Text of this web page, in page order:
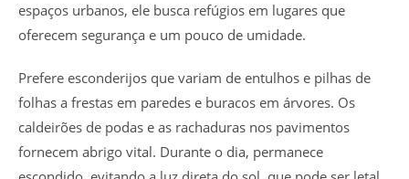
espaços urbanos, ele busca refúgios em lugares que
oferecem segurança e um pouco de umidade.
Prefere esconderijos que variam de entulhos e pilhas de
folhas a frestas em paredes e buracos em árvores. Os
caldeirões de podas e as rachaduras nos pavimentos
fornecem abrigo vital. Durante o dia, permanece